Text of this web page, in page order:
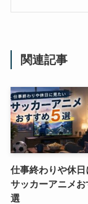
関連記事
仕事終わりや休
サッカーアニメ
選